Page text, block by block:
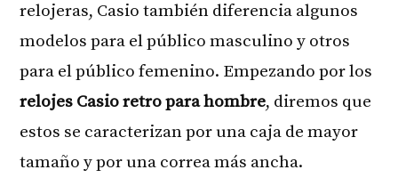
relojeras, Casio también diferencia algunos
modelos para el público masculino y otros
para el público femenino. Empezando por los
relojes Casio retro para hombre, diremos que
estos se caracterizan por una caja de mayor
tamaño y por una correa más ancha.